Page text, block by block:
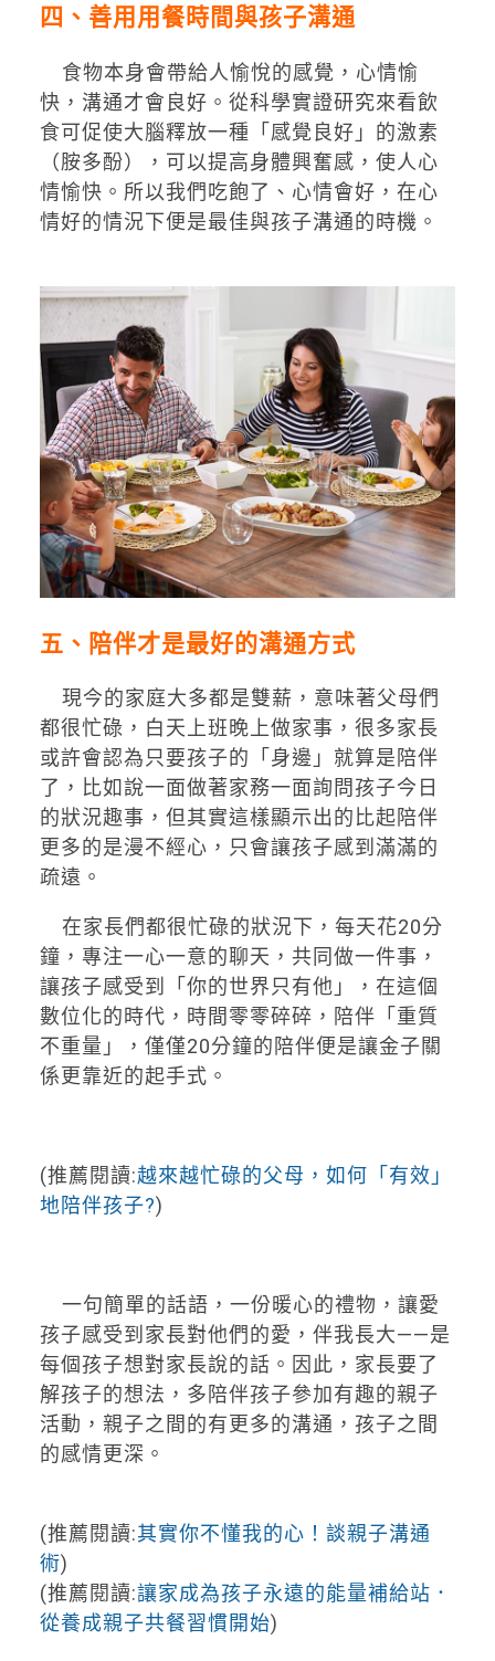
四、善用用餐時間與孩子溝通
食物本身會帶給人愉悅的感覺，心情愉
快，溝通才會良好。從科學實證研究來看飲
食可促使大腦釋放一種「感覺良好」的激素
（胺多酚），可以提高身體興奮感，使人心
情愉快。所以我們吃飽了、心情會好，在心
情好的情況下便是最佳與孩子溝通的時機。
五、陪伴才是最好的溝通方式
現今的家庭大多都是雙薪，意味著父母們
都很忙碌，白天上班晚上做家事，很多家長
或許會認為只要孩子的「身邊」就算是陪伴
了，比如說一面做著家務一面詢問孩子今日
的狀況趣事，但其實這樣顯示出的比起陪伴
更多的是漫不經心，只會讓孩子感到滿滿的
疏遠。
在家長們都很忙碌的狀況下，每天花20分
鐘，專注一心一意的聊天，共同做一件事，
讓孩子感受到「你的世界只有他」，在這個
數位化的時代，時間零零碎碎，陪伴「重質
不重量」，僅僅20分鐘的陪伴便是讓金子關
係更靠近的起手式。
(推薦閱讀:越來越忙碌的父母，如何「有效」
地陪伴孩子?)
一句簡單的話語，一份暖心的禮物，讓愛
孩子感受到家長對他們的愛，伴我長大——是
每個孩子想對家長說的話。因此，家長要了
解孩子的想法，多陪伴孩子參加有趣的親子
活動，親子之間的有更多的溝通，孩子之間
的感情更深。
(推薦閱讀:其實你不懂我的心！談親子溝通
術)
(推薦閱讀:讓家成為孩子永遠的能量補給站．
從養成親子共餐習慣開始)